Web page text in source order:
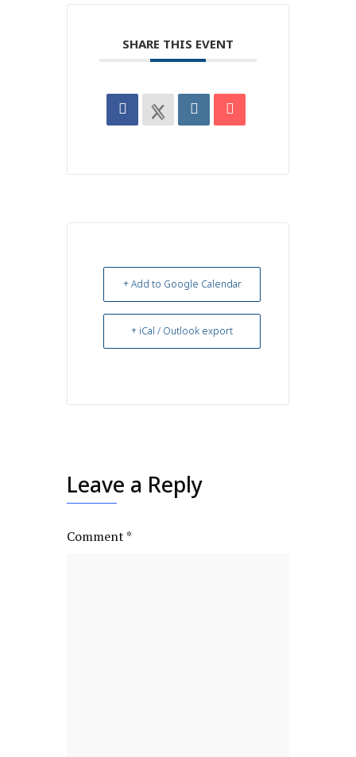
SHARE THIS EVENT
+ Add to Google Calendar
+ iCal / Outlook export
Leave a Reply
Comment*